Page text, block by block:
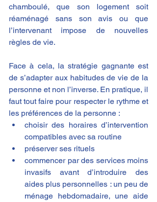
chamboulé, que son logement soit
réaménagé sans son avis ou que
l’intervenant impose de nouvelles
règles de vie.
Face à cela, la stratégie gagnante est
de s’adapter aux habitudes de vie de la
personne et non l’inverse​. En pratique, il
faut tout faire pour respecter le rythme et
les préférences de la personne :
choisir des horaires d’intervention
compatibles avec sa routine
préserver ses rituels
commencer par des services moins
invasifs avant d’introduire des
aides plus personnelles ​: un peu de
ménage hebdomadaire, une aide